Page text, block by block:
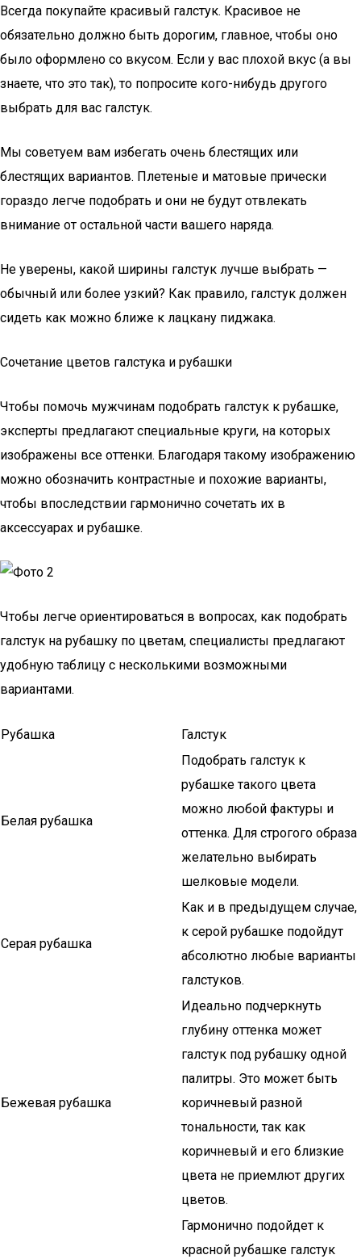
Всегда покупайте красивый галстук. Красивое не
обязательно должно быть дорогим, главное, чтобы оно
было оформлено со вкусом. Если у вас плохой вкус (а вы
знаете, что это так), то попросите кого-нибудь другого
выбрать для вас галстук.
Мы советуем вам избегать очень блестящих или
блестящих вариантов. Плетеные и матовые прически
гораздо легче подобрать и они не будут отвлекать
внимание от остальной части вашего наряда.
Не уверены, какой ширины галстук лучше выбрать —
обычный или более узкий? Как правило, галстук должен
сидеть как можно ближе к лацкану пиджака.
Сочетание цветов галстука и рубашки
Чтобы помочь мужчинам подобрать галстук к рубашке,
эксперты предлагают специальные круги, на которых
изображены все оттенки. Благодаря такому изображению
можно обозначить контрастные и похожие варианты,
чтобы впоследствии гармонично сочетать их в
аксессуарах и рубашке.
Чтобы легче ориентироваться в вопросах, как подобрать
галстук на рубашку по цветам, специалисты предлагают
удобную таблицу с несколькими возможными
вариантами.
Рубашка Галстук
Белая рубашка
Подобрать галстук к
рубашке такого цвета
можно любой фактуры и
оттенка. Для строгого образа
желательно выбирать
шелковые модели.
Серая рубашка
Как и в предыдущем случае,
к серой рубашке подойдут
абсолютно любые варианты
галстуков.
Бежевая рубашка
Идеально подчеркнуть
глубину оттенка может
галстук под рубашку одной
палитры. Это может быть
коричневый разной
тональности, так как
коричневый и его близкие
цвета не приемлют других
цветов.
Гармонично подойдет к
красной рубашке галстук